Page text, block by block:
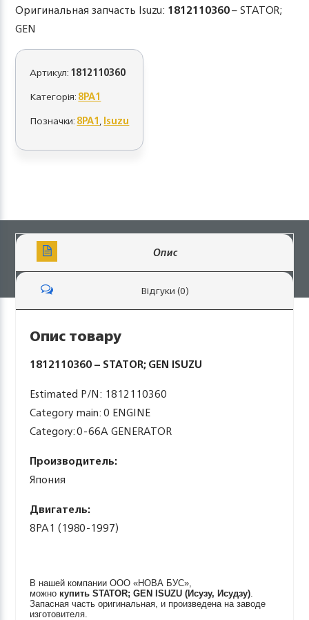
Оригинальная запчасть Isuzu: 1812110360– STATOR;
GEN
Артикул:1812110360
Категорія:8PA1
Позначки:8PA1,Isuzu
Опис
Відгуки (0)
Опис товару
1812110360 – STATOR; GEN ISUZU
Estimated P/N: 1812110360
Category main: 0 ENGINE
Category: 0-66A GENERATOR
Производитель:
Япония
Двигатель:
8PA1 (1980-1997)
В нашей компании ООО «НОВА БУС»,
можно купитьSTATOR; GEN ISUZU (Исузу, Исудзу).
Запасная часть оригинальная, и произведена на заводе
изготовителя.